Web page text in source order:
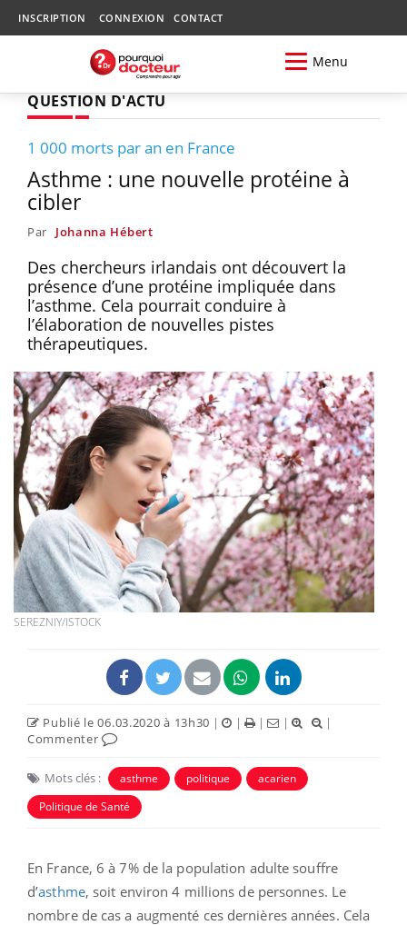
INSCRIPTION CONNEXION CONTACT
Menu
QUESTION D'ACTU
1 000 morts par an en France
Asthme : une nouvelle protéine à
cibler
Par Johanna Hébert
Des chercheurs irlandais ont découvert la
présence d’une protéine impliquée dans
l’asthme. Cela pourrait conduire à
l’élaboration de nouvelles pistes
thérapeutiques.
SEREZNIY/ISTOCK
Publié le 06.03.2020 à 13h30 | | | |
|
Commenter
Mots clés : asthme politique
acarien
Politique de Santé
En France, 6 à 7% de la population adulte souffre
d’asthme, soit environ 4 millions de personnes. Le
nombre de cas a augmenté ces dernières années. Cela